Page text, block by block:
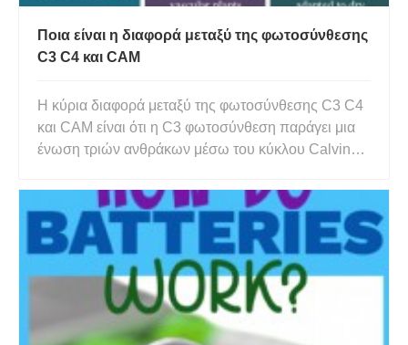
Ποια είναι η διαφορά μεταξύ της φωτοσύνθεσης
C3 C4 και CAM
Η κύρια διαφορά μεταξύ της φωτοσύνθεσης C3 C4
και CAM είναι ότι η C3 φωτοσύνθεση παράγει μια
ένωση τριών ανθράκων μέσω του κύκλου Calvin
ένωση τεσσάρων άνθρακα, η οποία διασπάται σε
μια ένωση τριών άνθρακα για τον κύκλο Calvin, ενώ
η CAM Η φωτοσύνθεση συγκε